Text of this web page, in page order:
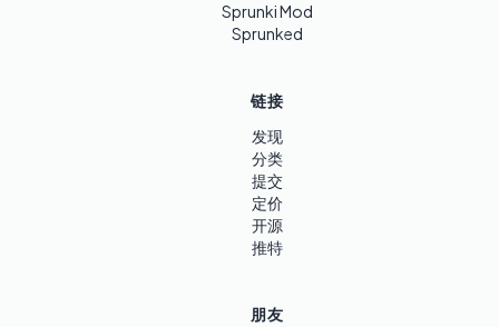
Sprunki Mod
Sprunked
链接
发现
分类
提交
定价
开源
推特
朋友